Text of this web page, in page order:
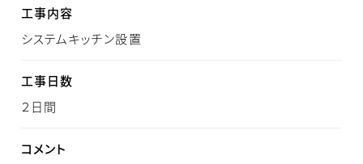
工事内容
システムキッチン設置
工事日数
２日間
コメント